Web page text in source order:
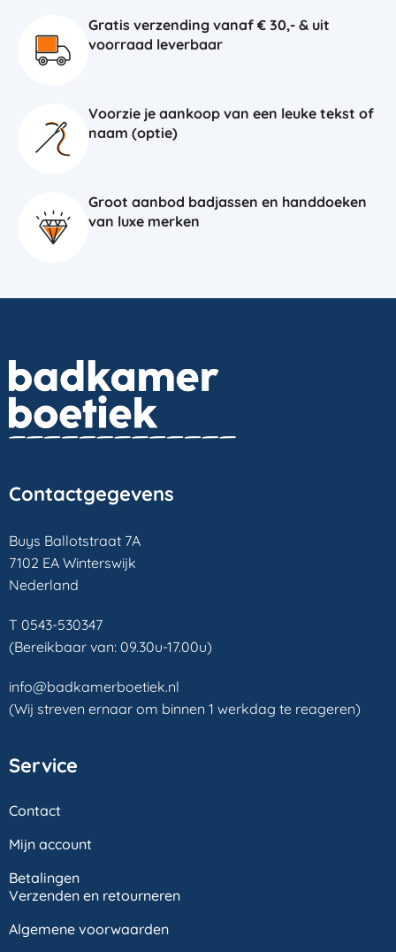
Gratis verzending vanaf € 30,- & uit
voorraad leverbaar
Voorzie je aankoop van een leuke tekst of
naam (optie)
Groot aanbod badjassen en handdoeken
van luxe merken
Contactgegevens
Buys Ballotstraat 7A
7102 EA Winterswijk
Nederland
T 0543-530347
(Bereikbaar van: 09.30u-17.00u)
info@badkamerboetiek.nl
(Wij streven ernaar om binnen 1 werkdag te reageren)
Service
Contact
Mijn account
Betalingen
Verzenden en retourneren
Algemene voorwaarden